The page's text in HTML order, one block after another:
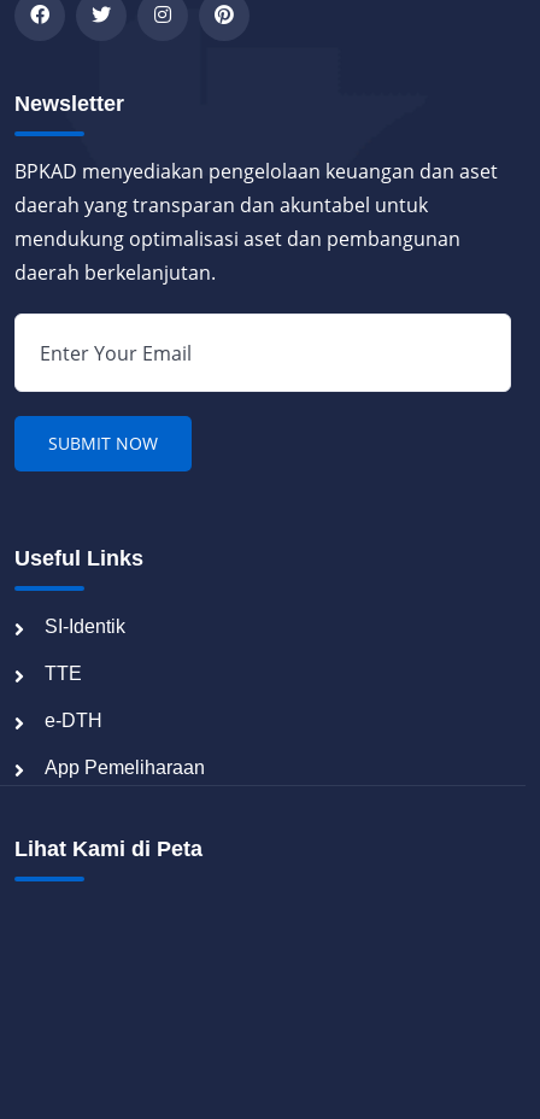
Newsletter
BPKAD menyediakan pengelolaan keuangan dan aset
daerah yang transparan dan akuntabel untuk
mendukung optimalisasi aset dan pembangunan
daerah berkelanjutan.
Useful Links
SI-Identik
TTE
e-DTH
App Pemeliharaan
Lihat Kami di Peta